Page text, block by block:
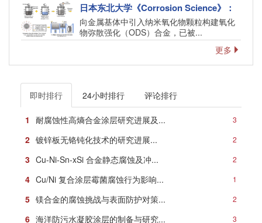
日本东北大学《Corrosion Science》：
激光粉末床熔融不锈钢中基体化学驱动的
纳米氧化物原位物相演化及其抗点蚀机理
向金属基体中引入纳米氧化物颗粒构建氧化
物弥散强化（ODS）合金，已被...
即时排行 24小时排行 评论排行
3
1 耐腐蚀性高熵合金涂层研究进展及...
2
2 镀锌板无铬钝化技术的研究进展...
2
3 Cu-Ni-Sn-xSi 合金静态腐蚀及冲...
1
4 Cu/Ni 复合涂层霉菌腐蚀行为影响...
2
5 镁合金的腐蚀挑战与表面防护对策...
3
6 海洋防污水凝胶涂层的制备与研究...